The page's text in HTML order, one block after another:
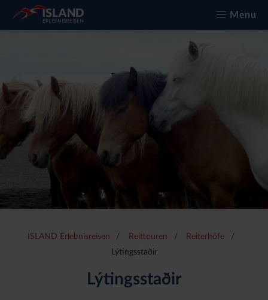
Menu
ISLAND Erlebnisreisen Reittouren
Reiterhöfe
Lýtingsstaðir
Lýtingsstaðir